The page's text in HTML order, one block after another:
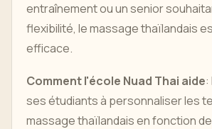
entraînement ou un senior
flexibilité, le massage thaïlandais
efficace.
Comment l'école Nuad Thai aide:
ses étudiants à personnaliser les
massage thaïlandais en fonction